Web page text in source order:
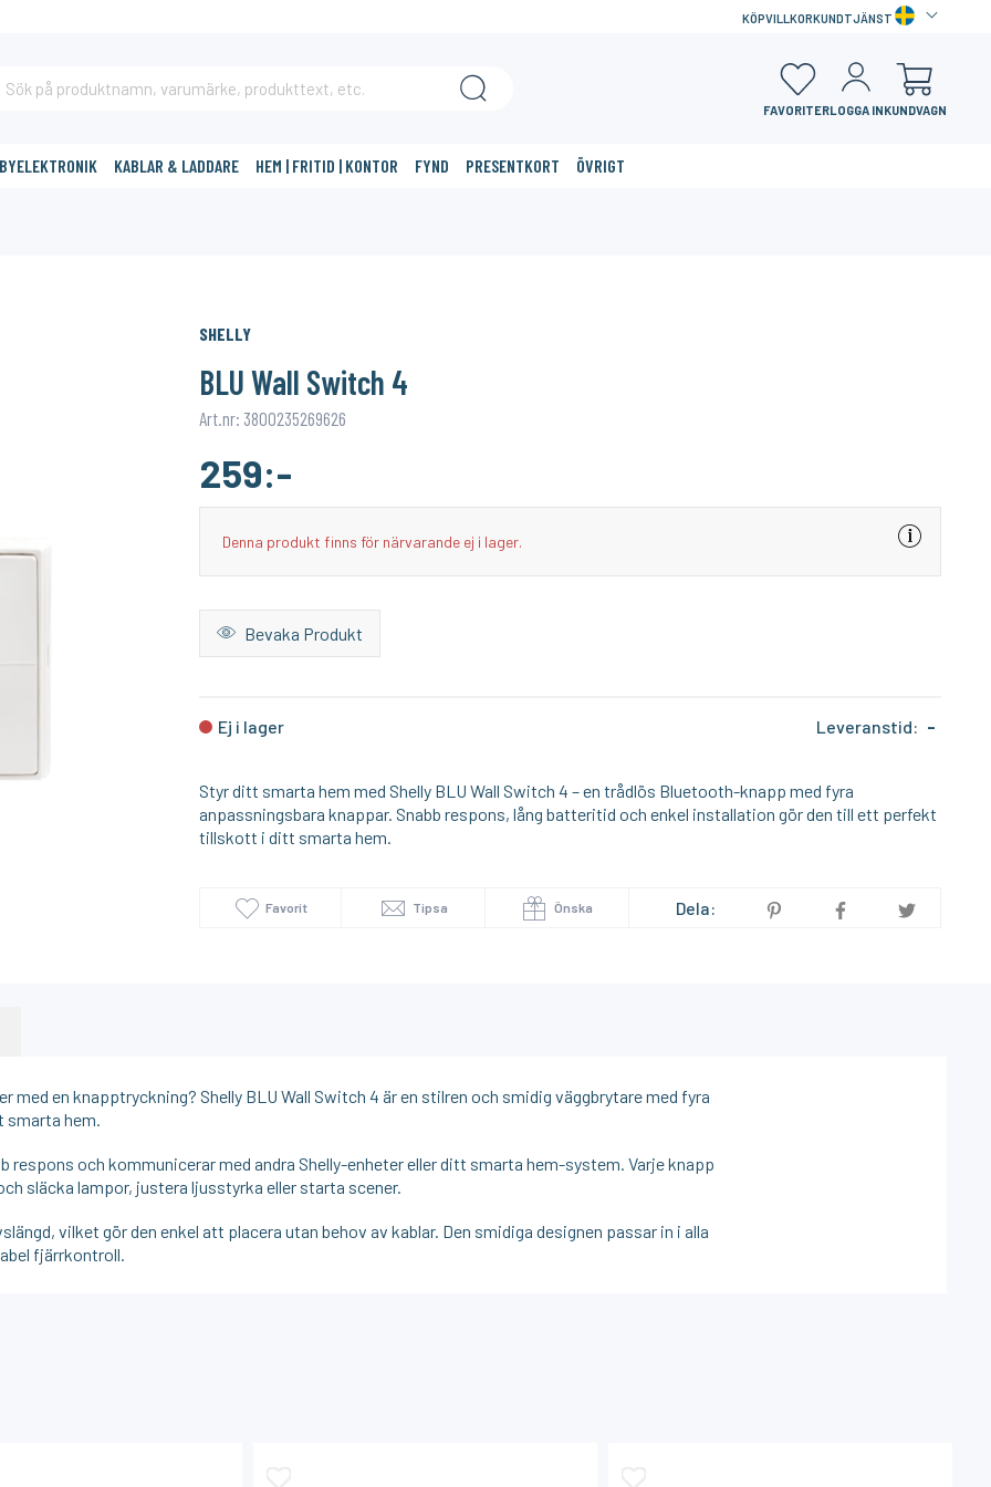
KÖPVILLKORKUNDTJÄNST
FAVORITERLOGGA INKUNDVAGN
KABLAR & LADDARE HEM | FRITID | KONTOR FYND PRESENTKORT ÖVRIGT
I lager
V23GA / LR23A / 23AE 12V Batteri 2-pack
I lager
SHELLY
BLU Wall Switch 4
Art.nr: 3800235269626
259:-
Denna produkt finns för närvarande ej i lager.
Bevaka Produkt
Ej i lager Leveranstid: -
Styr ditt smarta hem med Shelly BLU Wall Switch 4 – en trådlös Bluetooth-knapp med fyra
anpassningsbara knappar. Snabb respons, lång batteritid och enkel installation gör den till ett perfekt
tillskott i ditt smarta hem.
Favorit Tipsa Önska Dela:
med en knapptryckning? Shelly BLU Wall Switch 4 är en stilren och smidig väggbrytare med fyra
smarta hem.
respons och kommunicerar med andra Shelly-enheter eller ditt smarta hem-system. Varje knapp
släcka lampor, justera ljusstyrka eller starta scener.
vilket gör den enkel att placera utan behov av kablar. Den smidiga designen passar in i alla
fjärrkontroll.